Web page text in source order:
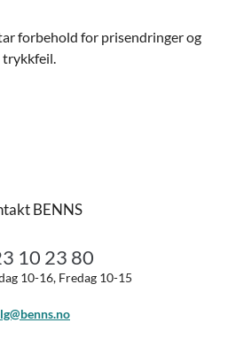
forbehold for prisendringer og
trykkfeil.
BENNS
10 23 80
10-16, Fredag 10-15